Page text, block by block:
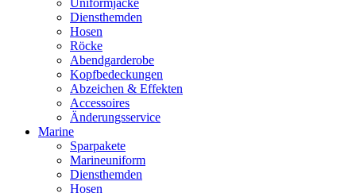
Uniformjacke
Diensthemden
Hosen
Röcke
Abendgarderobe
Kopfbedeckungen
Abzeichen & Effekten
Accessoires
Änderungsservice
Marine
Sparpakete
Marineuniform
Diensthemden
Hosen